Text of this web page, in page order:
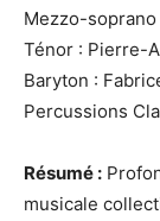
Mezzo-
Ténor : Pierre-
Baryton :
Percussions
Résumé :
musicale